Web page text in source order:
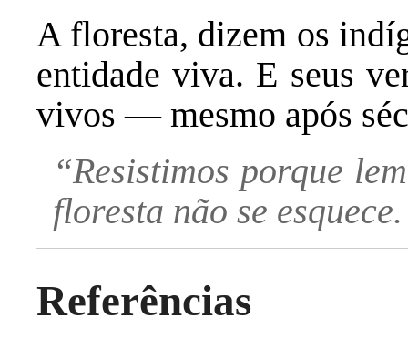
A floresta, dizem os
entidade viva. E seus
vivos — mesmo após
“Resistimos porque
floresta não se
Referências